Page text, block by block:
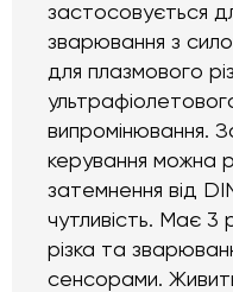
застосовується
зварювання з
для плазмового
випромінювання.
керування можна
затемнення від
чутливість. Має 3
різка та
сенсорами.